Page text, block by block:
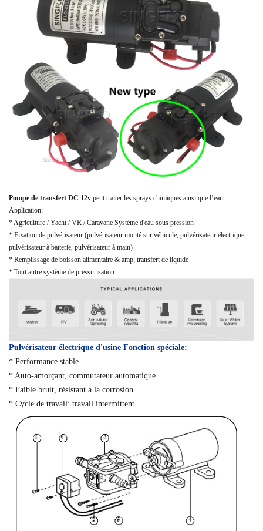
Pompe de transfert DC 12v peut traiter les sprays chimiques ainsi que l’eau.
Application:
* Agriculture / Yacht / VR / Caravane Système d'eau sous pression
* Fixation de pulvérisateur (pulvérisateur monté sur véhicule, pulvérisateur électrique,
pulvérisateur à batterie, pulvérisateur à main)
* Remplissage de boisson alimentaire & amp; transfert de liquide
* Tout autre système de pressurisation.
Pulvérisateur électrique d'usine Fonction spéciale:
* Performance stable
* Auto-amorçant, commutateur automatique
* Faible bruit, résistant à la corrosion
* Cycle de travail: travail intermittent